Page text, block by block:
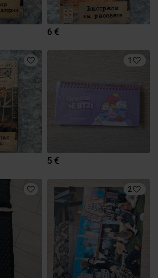
6 €
1
5 €
2